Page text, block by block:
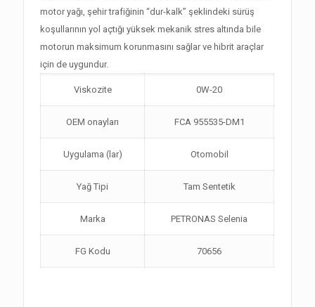
motor yağı, şehir trafiğinin “dur-kalk” şeklindeki sürüş
koşullarının yol açtığı yüksek mekanik stres altında bile
motorun maksimum korunmasını sağlar ve hibrit araçlar
için de uygundur.
Viskozite 0W-20
OEM onayları FCA 955535-DM1
Uygulama (lar) Otomobil
Yağ Tipi Tam Sentetik
Marka PETRONAS Selenia
FG Kodu 70656